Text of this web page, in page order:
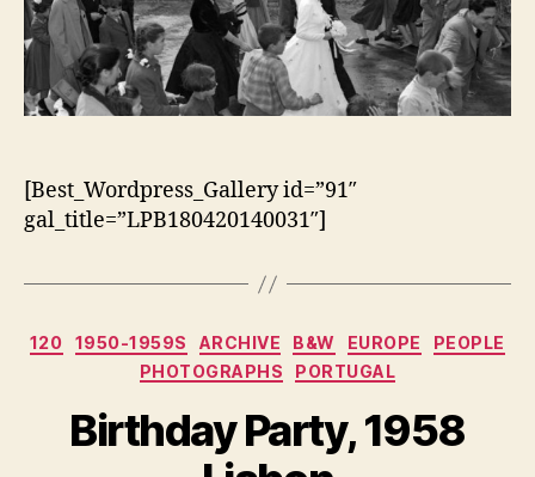
[Best_Wordpress_Gallery id=”91″
gal_title=”LPB180420140031″]
Categorias
120 1950-1959S ARCHIVE B&W EUROPE
PEOPLE
PHOTOGRAPHS
PORTUGAL
Birthday Party, 1958